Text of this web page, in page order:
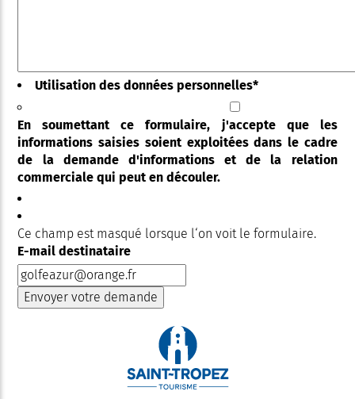
Utilisation des données personnelles*
En soumettant ce formulaire, j'accepte que les
informations saisies soient exploitées dans le cadre
de la demande d'informations et de la relation
commerciale qui peut en découler.
Ce champ est masqué lorsque l‘on voit le formulaire.
E-mail destinataire